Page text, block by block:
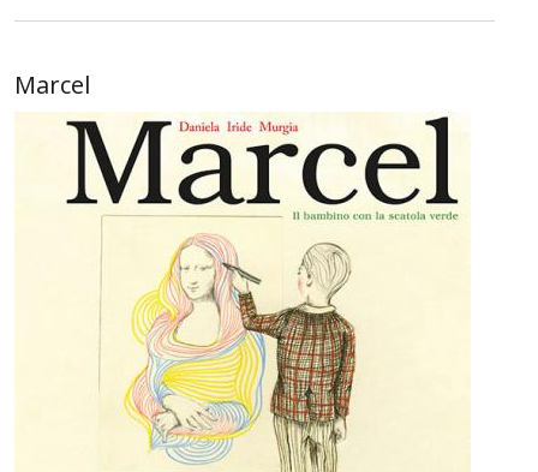
Marcel